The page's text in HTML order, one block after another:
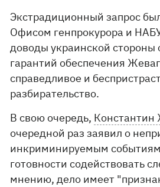
Экстрадиционный запрос
Офисом генпрокурора и
доводы украинской стороны
гарантий обеспечения
справедливое и
разбирательство.
В свою очередь, Константин
очередной раз заявил о
инкриминируемым
готовности содействовать
мнению, дело имеет